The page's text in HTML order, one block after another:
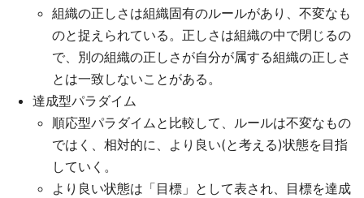
組織の正しさは組織固有のルールがあり、不変なも
のと捉えられている。正しさは組織の中で閉じるの
で、別の組織の正しさが自分が属する組織の正しさ
とは一致しないことがある。
達成型パラダイム
順応型パラダイムと比較して、ルールは不変なもの
ではく、相対的に、より良い(と考える)状態を目指
していく。
より良い状態は「目標」として表され、目標を達成